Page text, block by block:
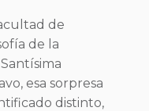
de
de la
esa sorpresa
distinto,